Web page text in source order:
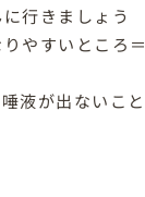
行きましょう
やすいところ＝
液が出ないこと